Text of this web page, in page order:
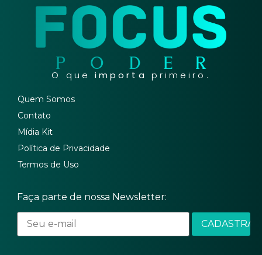
O que importa primeiro.
Quem Somos
Contato
Mídia Kit
Política de Privacidade
Termos de Uso
Faça parte de nossa Newsletter: